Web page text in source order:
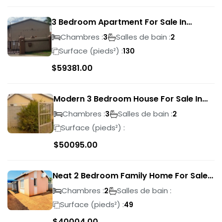
3 Bedroom Apartment For Sale In
Verwoerdpark
Chambres :3 Salles de bain :2
Surface (pieds²) :130
$59381.00
Modern 3 Bedroom House For Sale In
Albertsdal
Chambres :3 Salles de bain :2
Surface (pieds²) :
$50095.00
Neat 2 Bedroom Family Home For Sale
In Sky City
Chambres :2
Salles de bain :
Surface (pieds²) :49